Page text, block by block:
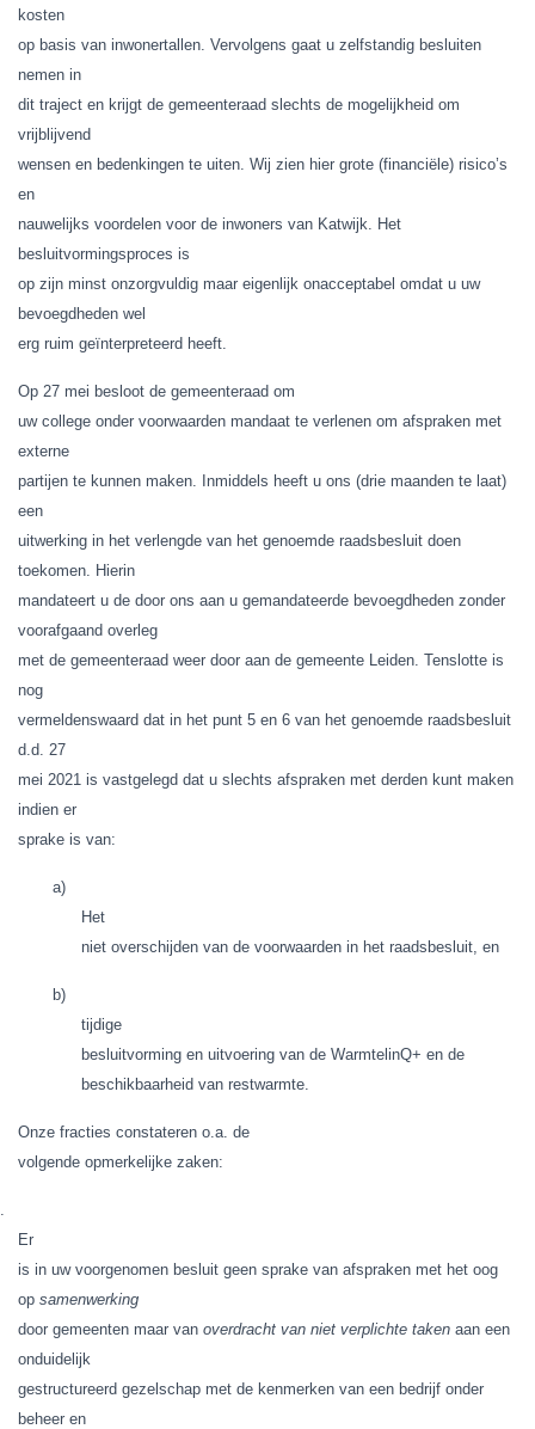
kosten
op basis van inwonertallen. Vervolgens gaat u zelfstandig besluiten
nemen in
dit traject en krijgt de gemeenteraad slechts de mogelijkheid om
vrijblijvend
wensen en bedenkingen te uiten. Wij zien hier grote (financiële) risico’s
en
nauwelijks voordelen voor de inwoners van Katwijk. Het
besluitvormingsproces is
op zijn minst onzorgvuldig maar eigenlijk onacceptabel omdat u uw
bevoegdheden wel
erg ruim geïnterpreteerd heeft.
Op 27 mei besloot de gemeenteraad om
uw college onder voorwaarden mandaat te verlenen om afspraken met
externe
partijen te kunnen maken. Inmiddels heeft u ons (drie maanden te laat)
een
uitwerking in het verlengde van het genoemde raadsbesluit doen
toekomen. Hierin
mandateert u de door ons aan u gemandateerde bevoegdheden zonder
voorafgaand overleg
met de gemeenteraad weer door aan de gemeente Leiden. Tenslotte is
nog
vermeldenswaard dat in het punt 5 en 6 van het genoemde raadsbesluit
d.d. 27
mei 2021 is vastgelegd dat u slechts afspraken met derden kunt maken
indien er
sprake is van:
a)
Het
niet overschijden van de voorwaarden in het raadsbesluit, en
b)
tijdige
besluitvorming en uitvoering van de WarmtelinQ+ en de
beschikbaarheid van restwarmte.
Onze fracties constateren o.a. de
volgende opmerkelijke zaken:
Er
is in uw voorgenomen besluit geen sprake van afspraken met het oog
op samenwerking
door gemeenten maar van overdracht van niet verplichte taken aan een
onduidelijk
gestructureerd gezelschap met de kenmerken van een bedrijf onder
beheer en